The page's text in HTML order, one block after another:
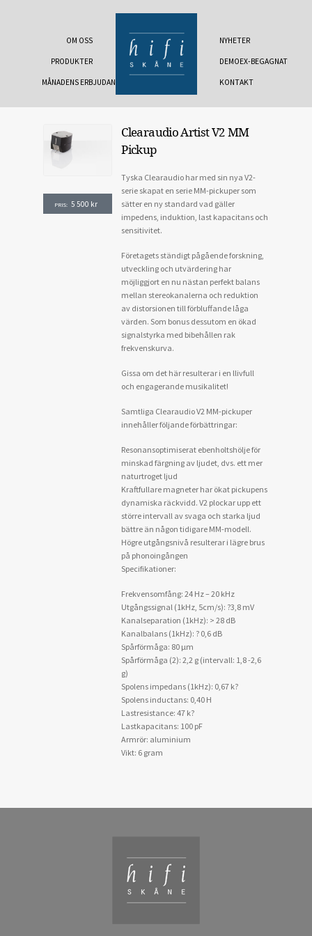
OM OSS
PRODUKTER
MÅNADENS ERBJUDANDE
NYHETER
DEMOEX-BEGAGNAT
KONTAKT
PRIS: 5 500 kr
Clearaudio Artist V2 MM
Pickup
Tyska Clearaudio har med sin nya V2-
serie skapat en serie MM-pickuper som
sätter en ny standard vad gäller
impedens, induktion, last kapacitans och
sensitivitet.
Företagets ständigt pågående forskning,
utveckling och utvärdering har
möjliggjort en nu nästan perfekt balans
mellan stereokanalerna och reduktion
av distorsionen till förbluffande låga
värden. Som bonus dessutom en ökad
signalstyrka med bibehållen rak
frekvenskurva.
Gissa om det här resulterar i en llivfull
och engagerande musikalitet!
Samtliga Clearaudio V2 MM-pickuper
innehåller följande förbättringar:
Resonansoptimiserat ebenholtshölje för
minskad färgning av ljudet, dvs. ett mer
naturtroget ljud
Kraftfullare magneter har ökat pickupens
dynamiska räckvidd. V2 plockar upp ett
större intervall av svaga och starka ljud
bättre än någon tidigare MM-modell.
Högre utgångsnivå resulterar i lägre brus
på phonoingången
Specifikationer:
Frekvensomfång: 24 Hz – 20 kHz
Utgångssignal (1kHz, 5cm/s): ?3,8 mV
Kanalseparation (1kHz): > 28 dB
Kanalbalans (1kHz): ? 0,6 dB
Spårförmåga: 80 µm
Spårförmåga (2): 2,2 g (intervall: 1,8 -2,6
g)
Spolens impedans (1kHz): 0,67 k?
Spolens inductans: 0,40 H
Lastresistance: 47 k?
Lastkapacitans: 100 pF
Armrör: aluminium
Vikt: 6 gram